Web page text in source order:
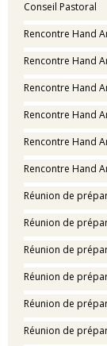
Conseil Pastoral
Rencontre Hand
Rencontre Hand
Rencontre Hand
Rencontre Hand
Rencontre Hand
Rencontre Hand
Réunion de
Réunion de
Réunion de
Réunion de
Réunion de
Réunion de